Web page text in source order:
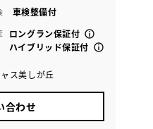
車検整備付
ロングラン保証付
ハイブリッド保証付
ス美しが丘
合わせ